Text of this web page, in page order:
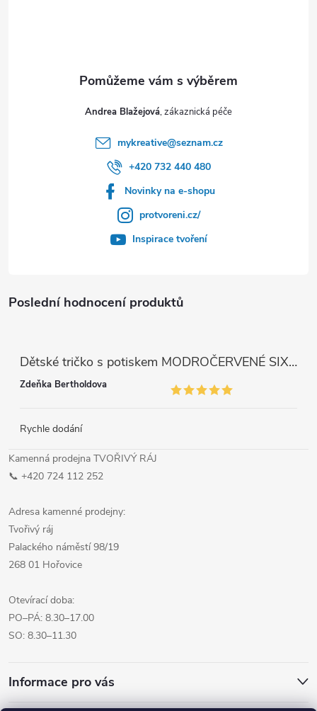
Poslední hodnocení produktů
Dětské tričko s potiskem MODROČERVENÉ SIX SEVEN 67
Zdeňka Bertholdova
Rychle dodání
Kamenná prodejna TVOŘIVÝ RÁJ
📞 +420 724 112 252
Adresa kamenné prodejny:
Tvořivý ráj
Palackého náměstí 98/19
268 01 Hořovice
Otevírací doba:
PO–PÁ: 8.30–17.00
SO: 8.30–11.30
Informace pro vás
Andrea Blažejová
mykreative@seznam.cz
+420 732 440 480
Novinky na e-shopu
protvoreni.cz/
Inspirace tvoření